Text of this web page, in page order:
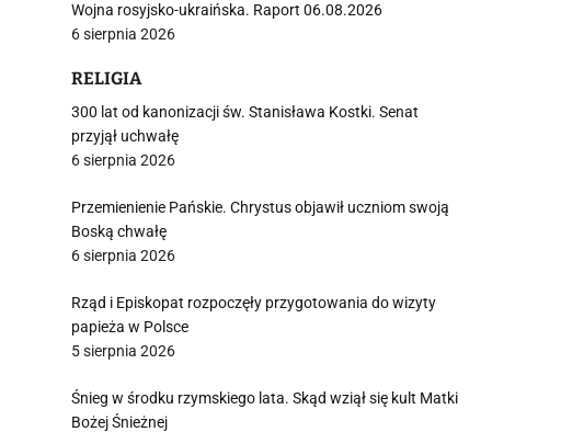
Wojna rosyjsko-ukraińska. Raport 06.08.2026
6 sierpnia 2026
RELIGIA
300 lat od kanonizacji św. Stanisława Kostki. Senat
przyjął uchwałę
6 sierpnia 2026
Przemienienie Pańskie. Chrystus objawił uczniom swoją
Boską chwałę
6 sierpnia 2026
Rząd i Episkopat rozpoczęły przygotowania do wizyty
papieża w Polsce
5 sierpnia 2026
Śnieg w środku rzymskiego lata. Skąd wziął się kult Matki
Bożej Śnieżnej